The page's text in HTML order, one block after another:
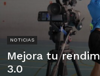
NOTICIAS
Mejora tu
3.0